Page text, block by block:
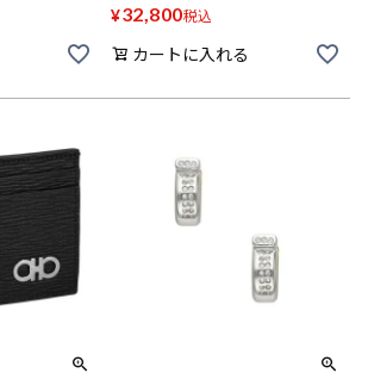
¥32,800税込
カートに入れる